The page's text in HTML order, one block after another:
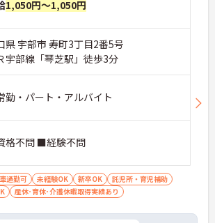
1,050円～1,050円
県 宇部市 寿町3丁目2番5号
宇部線「琴芝駅」徒歩3分
勤・パート・アルバイト
格不問 ■経験不問
車通勤可 未経験OK 新卒OK
託児所・育児補助
産休･育休･介護休暇取得実績あり